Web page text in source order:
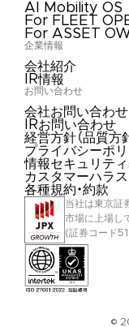
AI Mobility OS
For FLEET
For ASSET
企業情報
会社紹介
IR情報
お問い合わせ
会社お問い合わせ
IRお問い合わせ
経営方針（品質方
プライバシーポ
情報セキュリテ
カスタマーハラ
各種規約・約款
当社は東京証
市場に上場し
(証券コード
©